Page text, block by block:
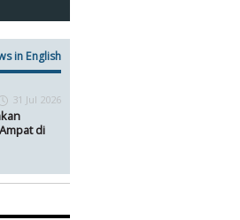
in English
31 Jul 2026
di